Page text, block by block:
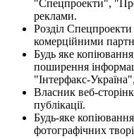
"Спецпроекти",
реклами.
Розділ Спецпроекти
комерційними
Будь яке
поширення
"Інтерфакс-
Власник веб-
публікації.
Будь-яке
фотографічних